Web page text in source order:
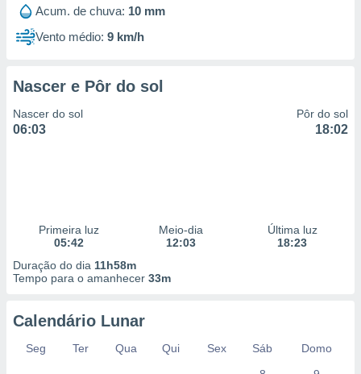
1199
Acum. de chuva: 10 mm
Vento médio: 9 km/h
Nascer e Pôr do sol
Nascer do sol
06:03
Pôr do sol
18:02
Primeira luz
05:42
Meio-dia
12:03
Última luz
18:23
Duração do dia 11h58m
Tempo para o amanhecer 33m
Calendário Lunar
Seg Ter Qua Qui Sex Sáb
Domo